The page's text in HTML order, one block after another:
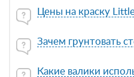
Цены на краску
Зачем грунтовать
Какие валики